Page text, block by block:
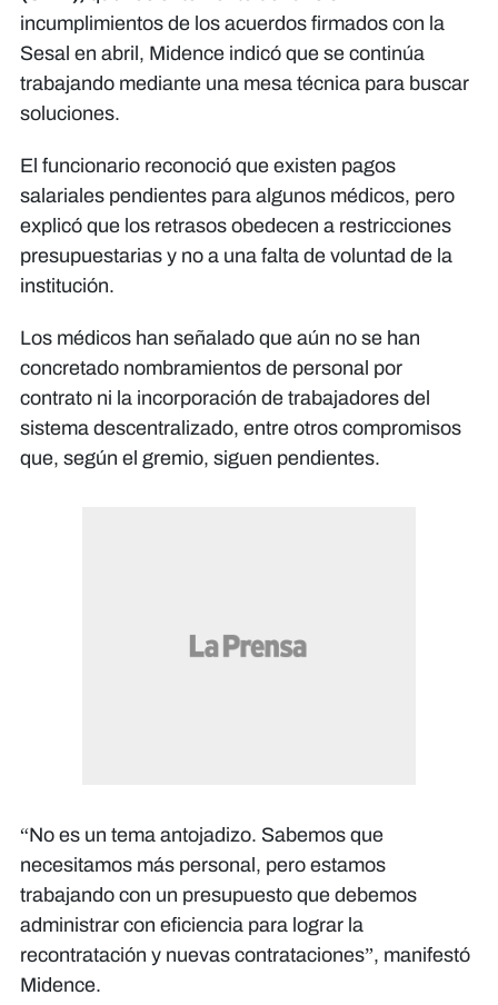
incumplimientos de los acuerdos firmados con la
Sesal en abril, Midence indicó que se continúa
trabajando mediante una mesa técnica para buscar
soluciones.
El funcionario reconoció que existen pagos
salariales pendientes para algunos médicos, pero
explicó que los retrasos obedecen a restricciones
presupuestarias y no a una falta de voluntad de la
institución.
Los médicos han señalado que aún no se han
concretado nombramientos de personal por
contrato ni la incorporación de trabajadores del
sistema descentralizado, entre otros compromisos
que, según el gremio, siguen pendientes.
“No es un tema antojadizo. Sabemos que
necesitamos más personal, pero estamos
trabajando con un presupuesto que debemos
administrar con eficiencia para lograr la
recontratación y nuevas contrataciones”, manifestó
Midence.